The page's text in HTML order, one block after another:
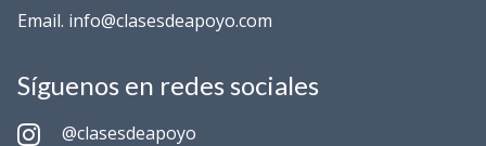
Email. info@clasesdeapoyo.com
Síguenos en redes sociales
@clasesdeapoyo